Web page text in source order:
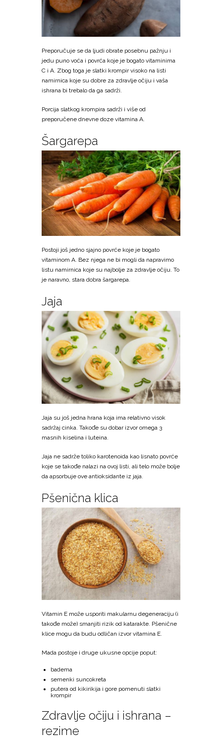
Preporučuje se da ljudi obrate posebnu pažnju i
jedu puno voća i povrća koje je bogato vitaminima
C i A. Zbog toga je slatki krompir visoko na listi
namirnica koje su dobre za zdravlje očiju i vaša
ishrana bi trebalo da ga sadrži.
Porcija slatkog krompira sadrži i više od
preporučene dnevne doze vitamina A.
Šargarepa
Postoji još jedno sjajno povrće koje je bogato
vitaminom A. Bez njega ne bi mogli da napravimo
listu namirnica koje su najbolje za zdravlje očiju. To
je naravno, stara dobra šargarepa.
Jaja
Jaja su još jedna hrana koja ima relativno visok
sadržaj cinka. Takođe su dobar izvor omega 3
masnih kiselina i luteina.
Jaja ne sadrže toliko karotenoida kao lisnato povrće
koje se takođe nalazi na ovoj listi, ali telo može bolje
da apsorbuje ove antioksidante iz jaja.
Pšenična klica
Vitamin E može usporiti makularnu degeneraciju (i
takođe može) smanjiti rizik od katarakte. Pšenične
klice mogu da budu odličan izvor vitamina E.
Mada postoje i druge ukusne opcije poput:
badema
semenki suncokreta
putera od kikirikija i gore pomenuti slatki
krompir
Zdravlje očiju i ishrana –
rezime